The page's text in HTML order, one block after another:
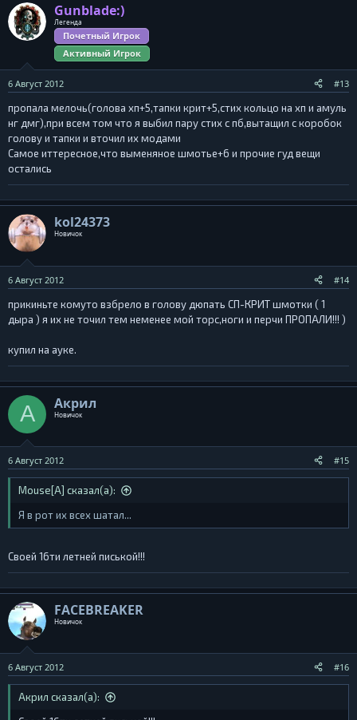
Gunblade:)
Легенда
Почетный Игрок
Активный Игрок
6 Август 2012 #13
пропала мелочь(голова хп+5,тапки крит+5,стих кольцо на хп и амуль
нг дмг),при всем том что я выбил пару стих с пб,вытащил с коробок
голову и тапки и вточил их модами
Самое иттересное,что выменяное шмотье+6 и прочие гуд вещи
остались
kol24373
Новичок
6 Август 2012 #14
прикиньте комуто взбрело в голову дюпать СП-КРИТ шмотки ( 1
дыра ) я их не точил тем неменее мой торс,ноги и перчи ПРОПАЛИ!!! )
купил на ауке.
А Акрил
Новичок
6 Август 2012 #15
Mouse[A] сказал(а):
Я в рот их всех шатал...
Своей 16ти летней писькой!!!
FACEBREAKER
Новичок
6 Август 2012 #16
Акрил сказал(а):